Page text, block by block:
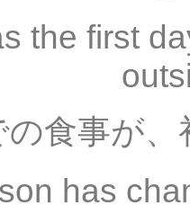
the first
食事が
has